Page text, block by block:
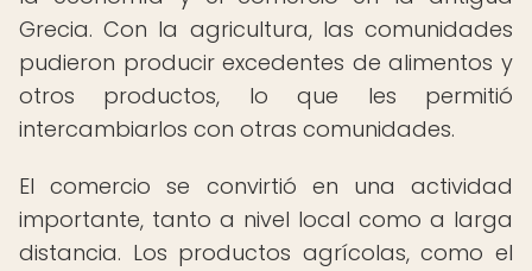
Grecia. Con la agricultura, las comunidades
pudieron producir excedentes de alimentos y
otros productos, lo que les permitió
intercambiarlos con otras comunidades.
El comercio se convirtió en una actividad
importante, tanto a nivel local como a larga
distancia. Los productos agrícolas, como el